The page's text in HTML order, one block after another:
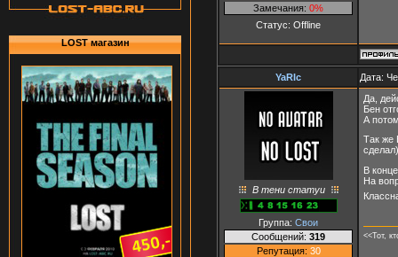
LOST магазин
Замечания: 0%
Статус: Offline
YaRIc Дата:
В тени статуи
Группа: Свои
Сообщений: 319
Репутация: 30
Да,
Бен
А
Так же
В
На
<<Тот,